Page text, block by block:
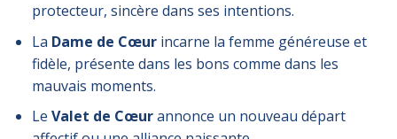
protecteur, sincère dans ses intentions.
La Dame de Cœurincarne la femme généreuse et
fidèle, présente dans les bons comme dans les
mauvais moments.
Le Valet de Cœurannonce un nouveau départ